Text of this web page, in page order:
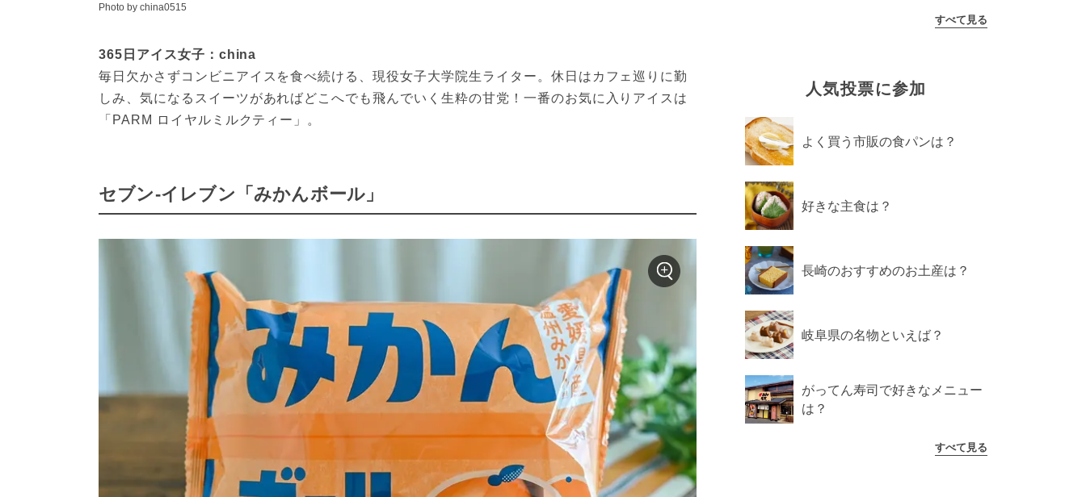
Photo by china0515
365日アイス女子：china
毎日欠かさずコンビニアイスを食べ続ける、現役女子大学院生ライター。休日はカフェ巡りに勤
しみ、気になるスイーツがあればどこへでも飛んでいく生粋の甘党！一番のお気に入りアイスは
「PARM ロイヤルミルクティー」。
セブン-イレブン「みかんボール」
すべて見る
人気投票に参加
よく買う市販の食パンは？
好きな主食は？
長崎のおすすめのお土産は？
岐阜県の名物といえば？
がってん寿司で好きなメニュー
は？
すべて見る